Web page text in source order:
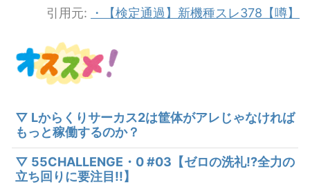
引用元: ・【検定通過】新機種スレ378【噂】
▽ Lからくりサーカス2は筐体がアレじゃなければ
もっと稼働するのか？
▽ 55CHALLENGE・0 #03【ゼロの洗礼!?全力の
立ち回りに要注目!!】